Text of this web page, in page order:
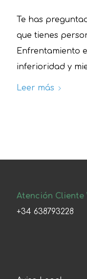
Te has
que tienes
Enfrentamiento
inferioridad y
Leer más
Atención Cliente
+34 638793228